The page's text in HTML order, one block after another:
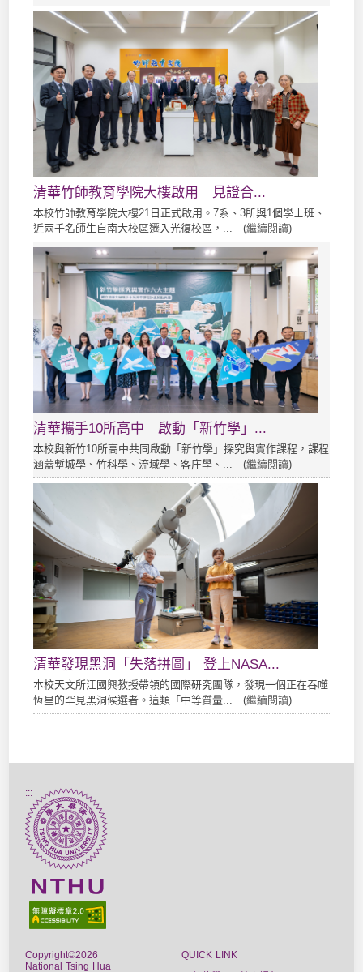
清華竹師教育學院大樓啟用 見證合...
本校竹師教育學院大樓21日正式啟用。7系、3所與1個學士班、
近兩千名師生自南大校區遷入光復校區，... (繼續閱讀)
清華攜手10所高中 啟動「新竹學」...
本校與新竹10所高中共同啟動「新竹學」探究與實作課程，課程
涵蓋塹城學、竹科學、流域學、客庄學、... (繼續閱讀)
清華發現黑洞「失落拼圖」 登上NASA...
本校天文所江國興教授帶領的國際研究團隊，發現一個正在吞噬
恆星的罕見黑洞候選者。這類「中等質量... (繼續閱讀)
:::
Copyright©2026
National Tsing Hua
QUICK LINK